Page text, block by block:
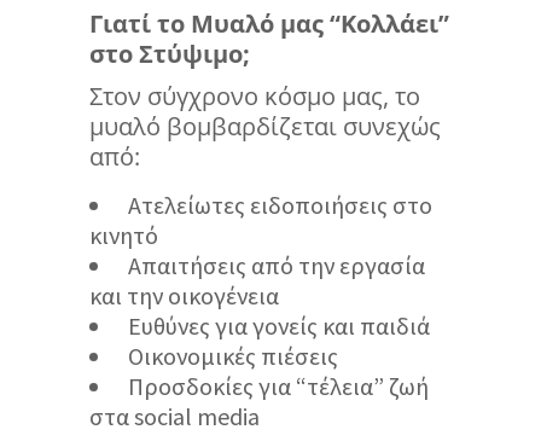
Γιατί το Μυαλό μας “Κολλάει”
στο Στύψιμο;
Στον σύγχρονο κόσμο μας, το
μυαλό βομβαρδίζεται συνεχώς
από:
Ατελείωτες ειδοποιήσεις στο
κινητό
Απαιτήσεις από την εργασία
και την οικογένεια
Ευθύνες για γονείς και παιδιά
Οικονομικές πιέσεις
Προσδοκίες για “τέλεια” ζωή
στα social media